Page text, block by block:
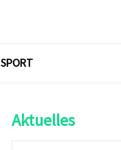
SPORT
Aktuelles